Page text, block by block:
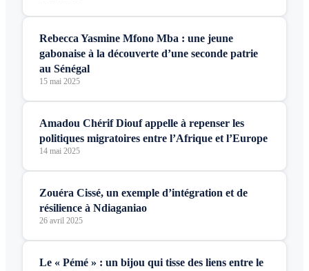
Rebecca Yasmine Mfono Mba : une jeune
gabonaise à la découverte d’une seconde patrie
au Sénégal
15 mai 2025
Amadou Chérif Diouf appelle à repenser les
politiques migratoires entre l’Afrique et l’Europe
14 mai 2025
Zouéra Cissé, un exemple d’intégration et de
résilience à Ndiaganiao
26 avril 2025
Le « Pémé » : un bijou qui tisse des liens entre le